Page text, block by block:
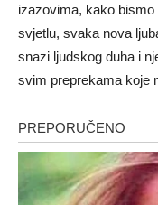
izazovima, kako bismo
svjetlu, svaka nova
snazi ljudskog duha i
svim preprekama koje